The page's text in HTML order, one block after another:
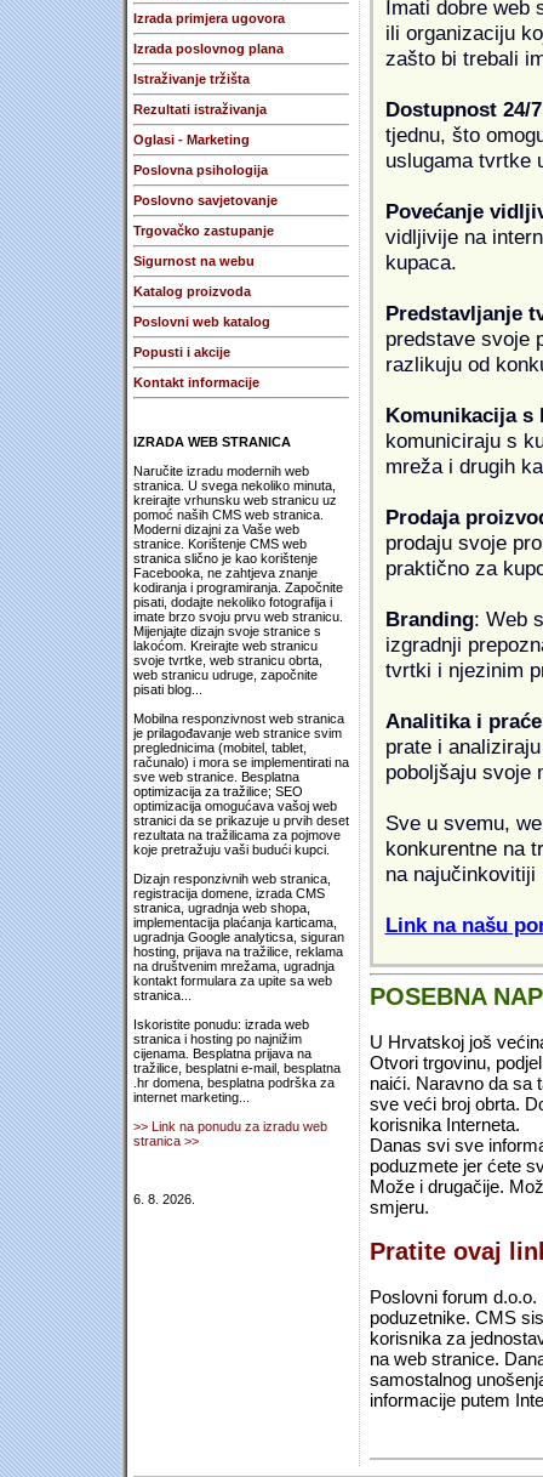
Izrada primjera ugovora
Izrada poslovnog plana
Istraživanje tržišta
Rezultati istraživanja
Oglasi - Marketing
Poslovna psihologija
Poslovno savjetovanje
Trgovačko zastupanje
Sigurnost na webu
Katalog proizvoda
Poslovni web katalog
Popusti i akcije
Kontakt informacije
IZRADA WEB STRANICA
Naručite izradu modernih web
stranica. U svega nekoliko minuta,
kreirajte vrhunsku web stranicu uz
pomoć naših CMS web stranica.
Moderni dizajni za Vaše web
stranice. Korištenje CMS web
stranica slično je kao korištenje
Facebooka, ne zahtjeva znanje
kodiranja i programiranja. Započnite
pisati, dodajte nekoliko fotografija i
imate brzo svoju prvu web stranicu.
Mijenjajte dizajn svoje stranice s
lakoćom. Kreirajte web stranicu
svoje tvrtke, web stranicu obrta,
web stranicu udruge, započnite
pisati blog...
Mobilna responzivnost web stranica
je prilagođavanje web stranice svim
preglednicima (mobitel, tablet,
računalo) i mora se implementirati na
sve web stranice. Besplatna
optimizacija za tražilice; SEO
optimizacija omogućava vašoj web
stranici da se prikazuje u prvih deset
rezultata na tražilicama za pojmove
koje pretražuju vaši budući kupci.
Dizajn responzivnih web stranica,
registracija domene, izrada CMS
stranica, ugradnja web shopa,
implementacija plaćanja karticama,
ugradnja Google analyticsa, siguran
hosting, prijava na tražilice, reklama
na društvenim mrežama, ugradnja
kontakt formulara za upite sa web
stranica...
Iskoristite ponudu: izrada web
stranica i hosting po najnižim
cijenama. Besplatna prijava na
tražilice, besplatni e-mail, besplatna
.hr domena, besplatna podrška za
internet marketing...
>> Link na ponudu za izradu web
stranica >>
6. 8. 2026.
Imati dobre web
ili organizaciju
zašto bi trebali
Dostupnost 24/7
tjednu, što
uslugama tvrtke
Povećanje
vidljivije na
kupaca.
Predstavljanje
predstave svoje
razlikuju od
Komunikacija s
komuniciraju s
mreža i drugih
Prodaja
prodaju svoje
praktično za
Branding: Web
izgradnji
tvrtki i njezinim
Analitika i
prate i
poboljšaju svoje
Sve u svemu,
konkurentne na
na najučinkovitiji
Link na našu
POSEBNA
U Hrvatskoj još
Otvori trgovinu,
naići. Naravno da sa
sve veći broj obrta.
korisnika Interneta.
Danas svi sve
poduzmete jer ćete
Može i drugačije.
smjeru.
Pratite ovaj
Poslovni forum
poduzetnike. CMS
korisnika za
na web stranice.
samostalnog
informacije putem